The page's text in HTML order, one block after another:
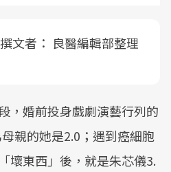
撰文者： 良醫編輯部整理
，婚前投身戲劇演藝行列的
親的她是2.0；遇到癌細胞
壞東西」後，就是朱芯儀3.